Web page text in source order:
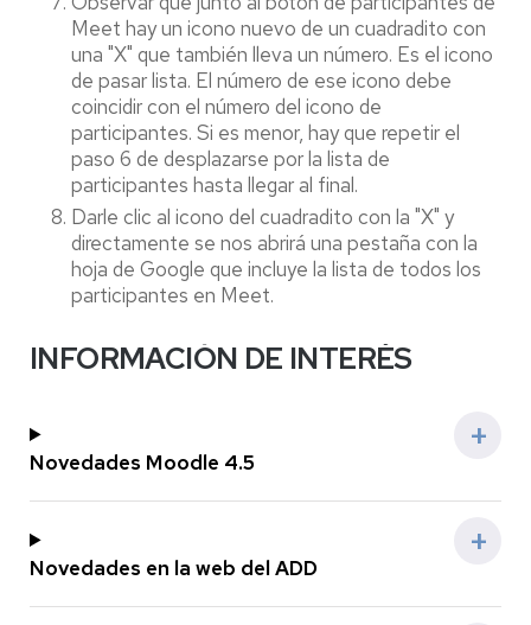
Meet hay un icono nuevo de un cuadradito con
una "X" que también lleva un número. Es el icono
de pasar lista. El número de ese icono debe
coincidir con el número del icono de
participantes. Si es menor, hay que repetir el
paso 6 de desplazarse por la lista de
participantes hasta llegar al final.
Darle clic al icono del cuadradito con la "X" y
directamente se nos abrirá una pestaña con la
hoja de Google que incluye la lista de todos los
participantes en Meet.
INFORMACIÓN DE INTERÉS
Novedades Moodle 4.5
Novedades en la web del ADD